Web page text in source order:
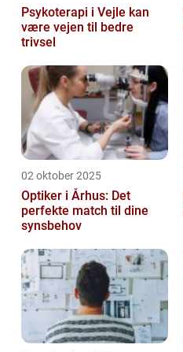
Psykoterapi i Vejle kan
være vejen til bedre
trivsel
02 oktober 2025
Optiker i Århus: Det
perfekte match til dine
synsbehov